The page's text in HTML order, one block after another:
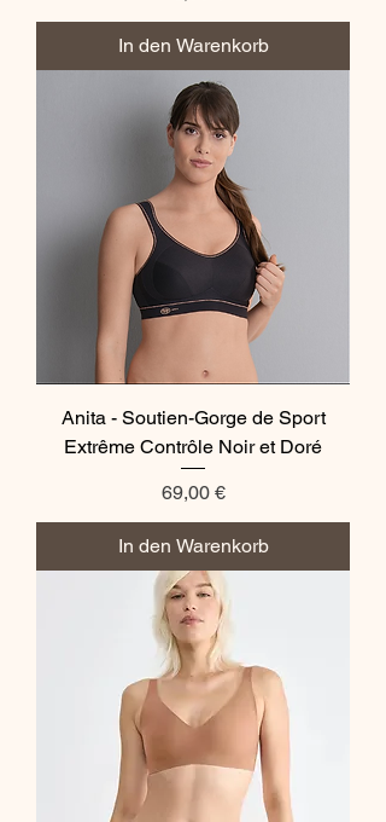
In den Warenkorb
Anita - Soutien-Gorge de Sport
Extrême Contrôle Noir et Doré
Preis
69,00 €
In den Warenkorb